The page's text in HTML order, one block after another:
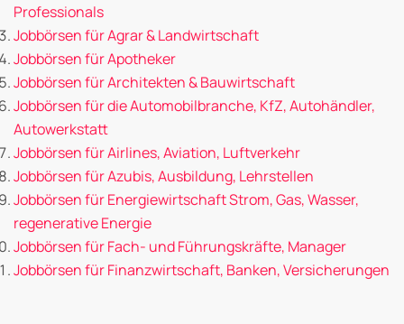
Professionals
Jobbörsen für Agrar & Landwirtschaft
Jobbörsen für Apotheker
Jobbörsen für Architekten & Bauwirtschaft
Jobbörsen für die Automobilbranche, KfZ, Autohändler,
Autowerkstatt
Jobbörsen für Airlines, Aviation, Luftverkehr
Jobbörsen für Azubis, Ausbildung, Lehrstellen
Jobbörsen für Energiewirtschaft Strom, Gas, Wasser,
regenerative Energie
Jobbörsen für Fach- und Führungskräfte, Manager
Jobbörsen für Finanzwirtschaft, Banken, Versicherungen